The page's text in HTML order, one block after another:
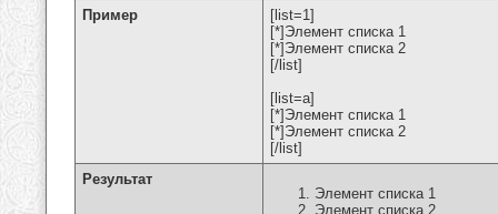
Пример
[list=1]
[*]Элемент списка 1
[*]Элемент списка 2
[/list]
[list=a]
[*]Элемент списка 1
[*]Элемент списка 2
[/list]
Результат
Элемент списка 1
Элемент списка 2